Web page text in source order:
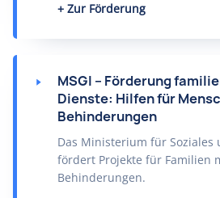
Zur Förderung
MSGI – Förderung
Dienste: Hilfen für
Behinderungen
Das Ministerium für Soziales
fördert Projekte für Familien
Behinderungen.